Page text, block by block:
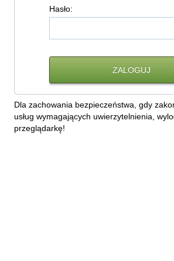
Hasło:
Dla zachowania bezpieczeństwa, gdy
usług wymagających uwierzytelnienia,
przeglądarkę!